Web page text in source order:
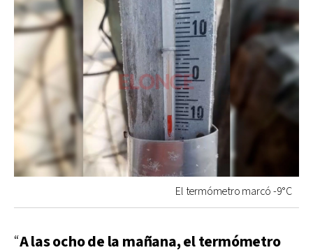
El termómetro marcó -9°C
“A las ocho de la mañana, el termómetro